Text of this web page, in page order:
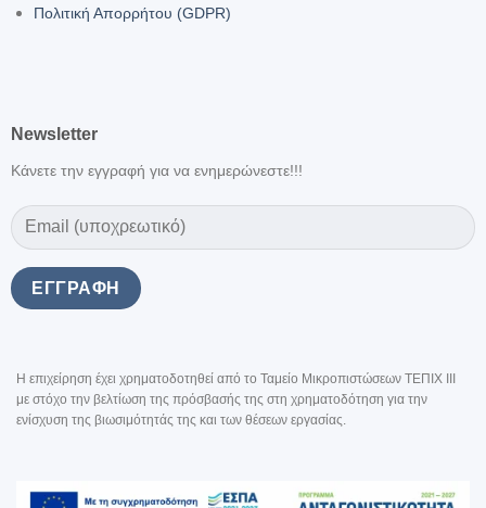
Πολιτική Απορρήτου (GDPR)
Newsletter
Κάνετε την εγγραφή για να ενημερώνεστε!!!
Η επιχείρηση έχει χρηματοδοτηθεί από το Ταμείο Μικροπιστώσεων ΤΕΠΙΧ III
με στόχο την βελτίωση της πρόσβασής της στη χρηματοδότηση για την
ενίσχυση της βιωσιμότητάς της και των θέσεων εργασίας.